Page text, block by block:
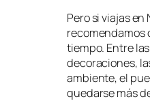
Pero si viajas en
recomendamos
tiempo. Entre
decoraciones,
ambiente, el
quedarse más